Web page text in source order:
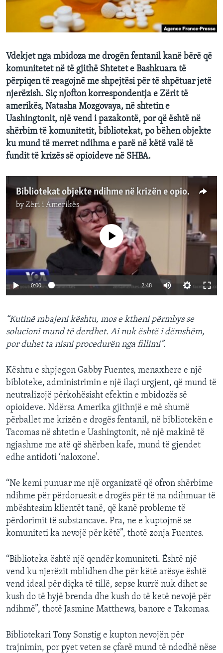
INTERVISTA
DITARI
Vdekjet nga mbidoza me drogën fentanil kanë bërë që
komunitetet në të gjithë Shtetet e Bashkuara të
përpiqen të reagojnë me shpejtësi për të shpëtuar jetë
njerëzish. Siç njofton korrespondentja e Zërit të
amerikës, Natasha Mozgovaya, në shtetin e
Uashingtonit, një vend i pazakontë, por që është në
shërbim të komunitetit, bibliotekat, po bëhen objekte
ku mund të merret ndihma e parë në këtë valë të
fundit të krizës së opioideve në SHBA.
Bibliotekat objekte ndihme në krizën e opioideve
byZëri i Amerikës
No media source currently available
0:00 2:48
“Kutinë mbajeni kështu, mos e ktheni përmbys se
solucioni mund të derdhet. Ai nuk është i dëmshëm,
por duhet ta nisni procedurën nga fillimi”.
Kështu e shpjegon Gabby Fuentes, menaxhere e një
bibloteke, administrimin e një ilaçi urgjent, që mund të
neutralizojë përkohësisht efektin e mbidozës së
opioideve. Ndërsa Amerika gjithnjë e më shumë
përballet me krizën e drogës fentanil, në bibliotekën e
Tacomas në shtetin e Uashingtonit, në një makinë të
ngjashme me atë që shërben kafe, mund të gjendet
edhe antidoti ‘naloxone’.
“Ne kemi punuar me një organizatë që ofron shërbime
ndihme për përdoruesit e drogës për të na ndihmuar të
mbështesim klientët tanë, që kanë probleme të
përdorimit të substancave. Pra, ne e kuptojmë se
komuniteti ka nevojë për këtë”, thotë zonja Fuentes.
“Biblioteka është një qendër komuniteti. Është një
vend ku njerëzit mblidhen dhe për këtë arësye është
vend ideal për diçka të tillë, sepse kurrë nuk dihet se
kush do të hyjë brenda dhe kush do të ketë nevojë për
ndihmë”, thotë Jasmine Matthews, banore e Takomas.
Bibliotekari Tony Sonstig e kupton nevojën për
trajnimin, por pyet veten se çfarë mund të ndodhë nëse